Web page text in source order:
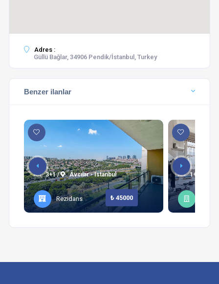
Adres :
Güllü Bağlar, 34906 Pendik/İstanbul, Turkey
Benzer ilanlar
3+1 / Avcılar - Istanbul
Rezidans ₺ 45000
1+1 /